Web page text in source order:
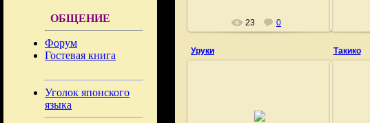
ОБЩЕНИЕ
Форум
Гостевая книга
Уголок японского
языка
23 0
Уруки Такико